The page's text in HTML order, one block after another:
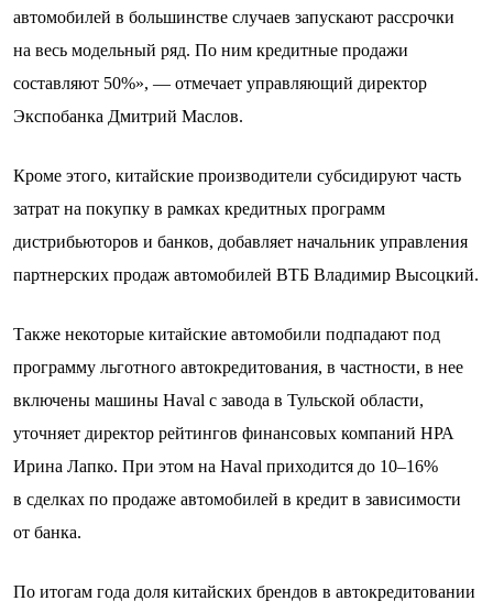
автомобилей в большинстве случаев запускают рассрочки
на весь модельный ряд. По ним кредитные продажи
составляют 50%», — отмечает управляющий директор
Экспобанка Дмитрий Маслов.
Кроме этого, китайские производители субсидируют часть
затрат на покупку в рамках кредитных программ
дистрибьюторов и банков, добавляет начальник управления
партнерских продаж автомобилей ВТБ Владимир Высоцкий.
Также некоторые китайские автомобили подпадают под
программу льготного автокредитования, в частности, в нее
включены машины Haval с завода в Тульской области,
уточняет директор рейтингов финансовых компаний НРА
Ирина Лапко. При этом на Haval приходится до 10–16%
в сделках по продаже автомобилей в кредит в зависимости
от банка.
По итогам года доля китайских брендов в автокредитовании